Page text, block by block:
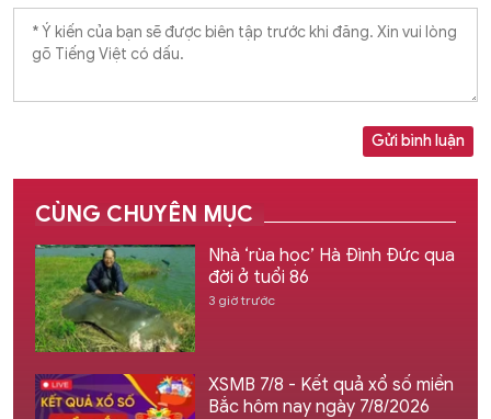
Gửi bình luận
CÙNG CHUYÊN MỤC
Nhà ‘rùa học’ Hà Đình Đức qua
đời ở tuổi 86
3 giờ trước
XSMB 7/8 - Kết quả xổ số miền
Bắc hôm nay ngày 7/8/2026